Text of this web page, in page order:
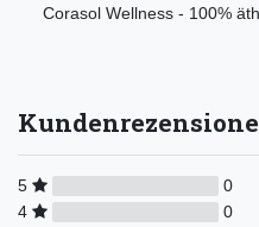
Corasol Wellness - 100%
5
0
4
0